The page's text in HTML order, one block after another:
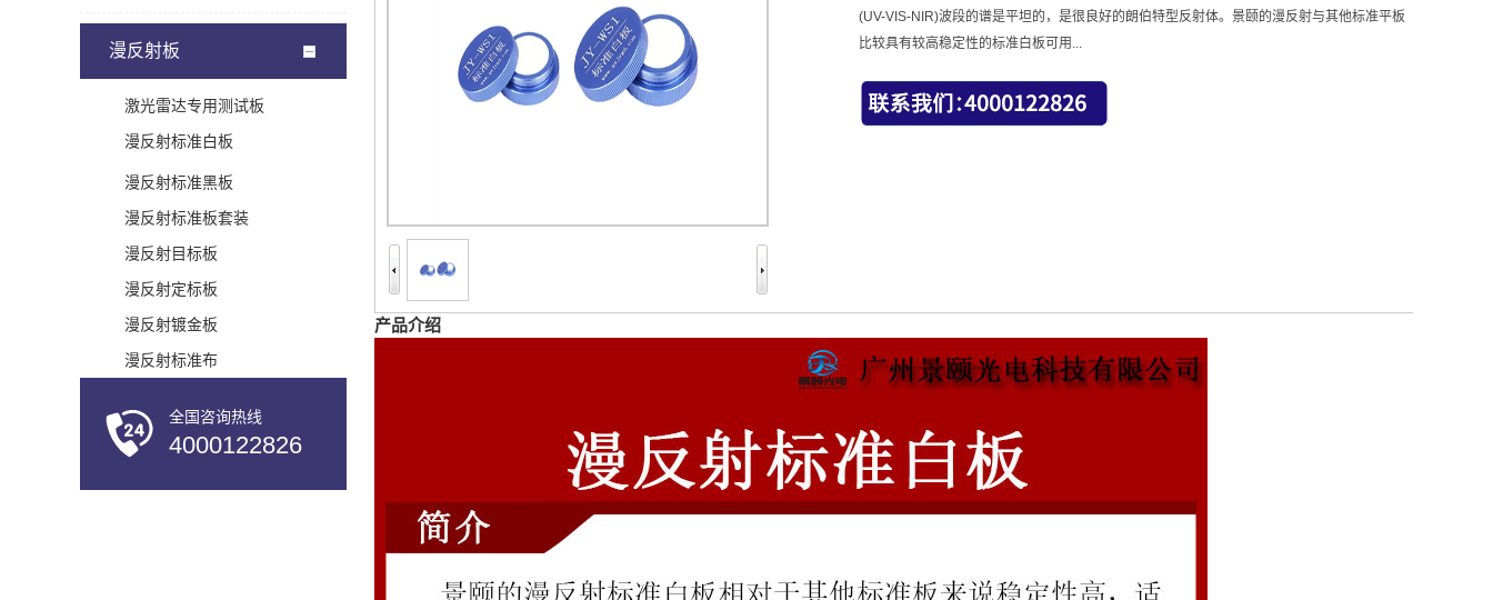
漫反射板
激光雷达专用测试板
漫反射标准白板
漫反射标准黑板
漫反射标准板套装
漫反射目标板
漫反射定标板
漫反射镀金板
漫反射标准布
全国咨询热线
4000122826
(UV-VIS-NIR)波段的谱是平坦的，是很良好的朗伯特型反射体。景颐的漫反射与其他标准平板
比较具有较高稳定性的标准白板可用...
产品介绍